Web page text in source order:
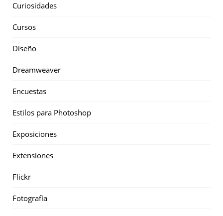
Curiosidades
Cursos
Diseño
Dreamweaver
Encuestas
Estilos para Photoshop
Exposiciones
Extensiones
Flickr
Fotografía